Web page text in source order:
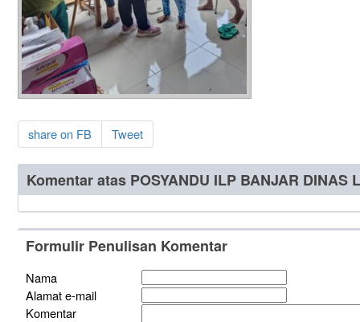
share on FB Tweet
Komentar atas POSYANDU ILP BANJAR DINAS
Formulir Penulisan Komentar
Nama
Alamat e-mail
Komentar